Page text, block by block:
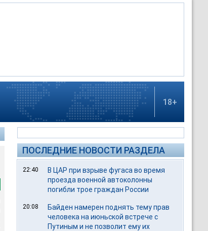
18+
ПОСЛЕДНИЕ НОВОСТИ РАЗДЕЛА
22:40
В ЦАР при взрыве фугаса во время
проезда военной автоколонны
погибли трое граждан России
20:08
Байден намерен поднять тему прав
человека на июньской встрече с
Путиным и не позволит ему их